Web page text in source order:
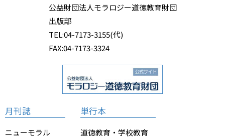
公益財団法人モラロジー道徳教育財団
出版部
TEL:04-7173-3155(代)
FAX:04-7173-3324
月刊誌
ニューモラル
単行本
道徳教育・学校教育